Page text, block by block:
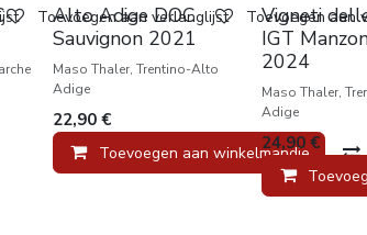
Alto Adige DOC
Sauvignon 2021
Maso Thaler, Trentino-Alto
Adige
22,90€
Toevoegen aan winkelmandje
Toevoegen aan verlanglijst Nieuw
Vigneti
IGT
2024
Maso Thaler,
Adige
24,90 €
Toevoegen aan